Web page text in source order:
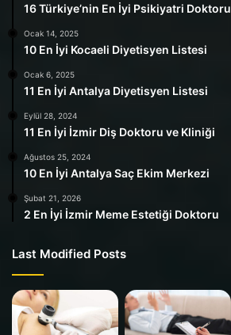
16 Türkiye’nin En İyi Psikiyatri Doktoru
Ocak 14, 2025
10 En İyi Kocaeli Diyetisyen Listesi
Ocak 6, 2025
11 En İyi Antalya Diyetisyen Listesi
Eylül 28, 2024
11 En İyi İzmir Diş Doktoru ve Kliniği
Ağustos 25, 2024
10 En İyi Antalya Saç Ekim Merkezi
Şubat 21, 2026
2 En İyi İzmir Meme Estetiği Doktoru
Last Modified Posts